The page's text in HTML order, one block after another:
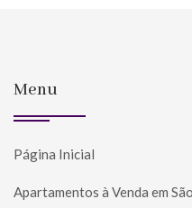
Menu
Página Inicial
Apartamentos à Venda em